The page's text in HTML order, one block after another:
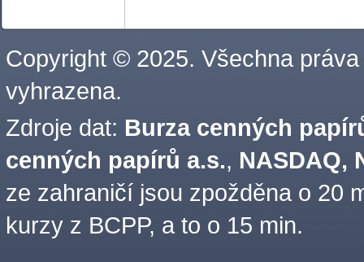
Copyright © 2025. Všechna práva
vyhrazena.
Zdroje dat: Burza cenných
cenných papírů a.s., NASDAQ,
ze zahraničí jsou zpožděna o 20
kurzy z BCPP, a to o 15 min.